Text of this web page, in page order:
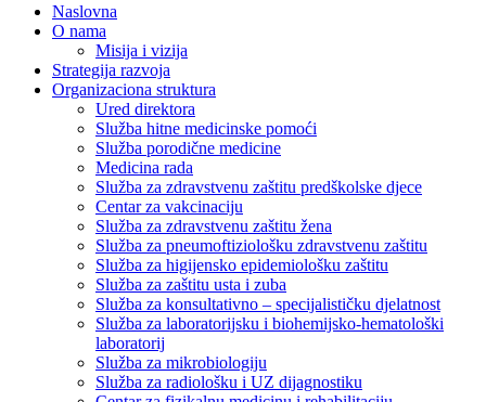
Naslovna
O nama
Misija i vizija
Strategija razvoja
Organizaciona struktura
Ured direktora
Služba hitne medicinske pomoći
Služba porodične medicine
Medicina rada
Služba za zdravstvenu zaštitu predškolske djece
Centar za vakcinaciju
Služba za zdravstvenu zaštitu žena
Služba za pneumoftiziološku zdravstvenu zaštitu
Služba za higijensko epidemiološku zaštitu
Služba za zaštitu usta i zuba
Služba za konsultativno – specijalističku djelatnost
Služba za laboratorijsku i biohemijsko-hematološki
laboratorij
Služba za mikrobiologiju
Služba za radiološku i UZ dijagnostiku